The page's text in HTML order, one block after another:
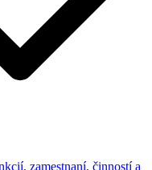
zamestnaní, činností a